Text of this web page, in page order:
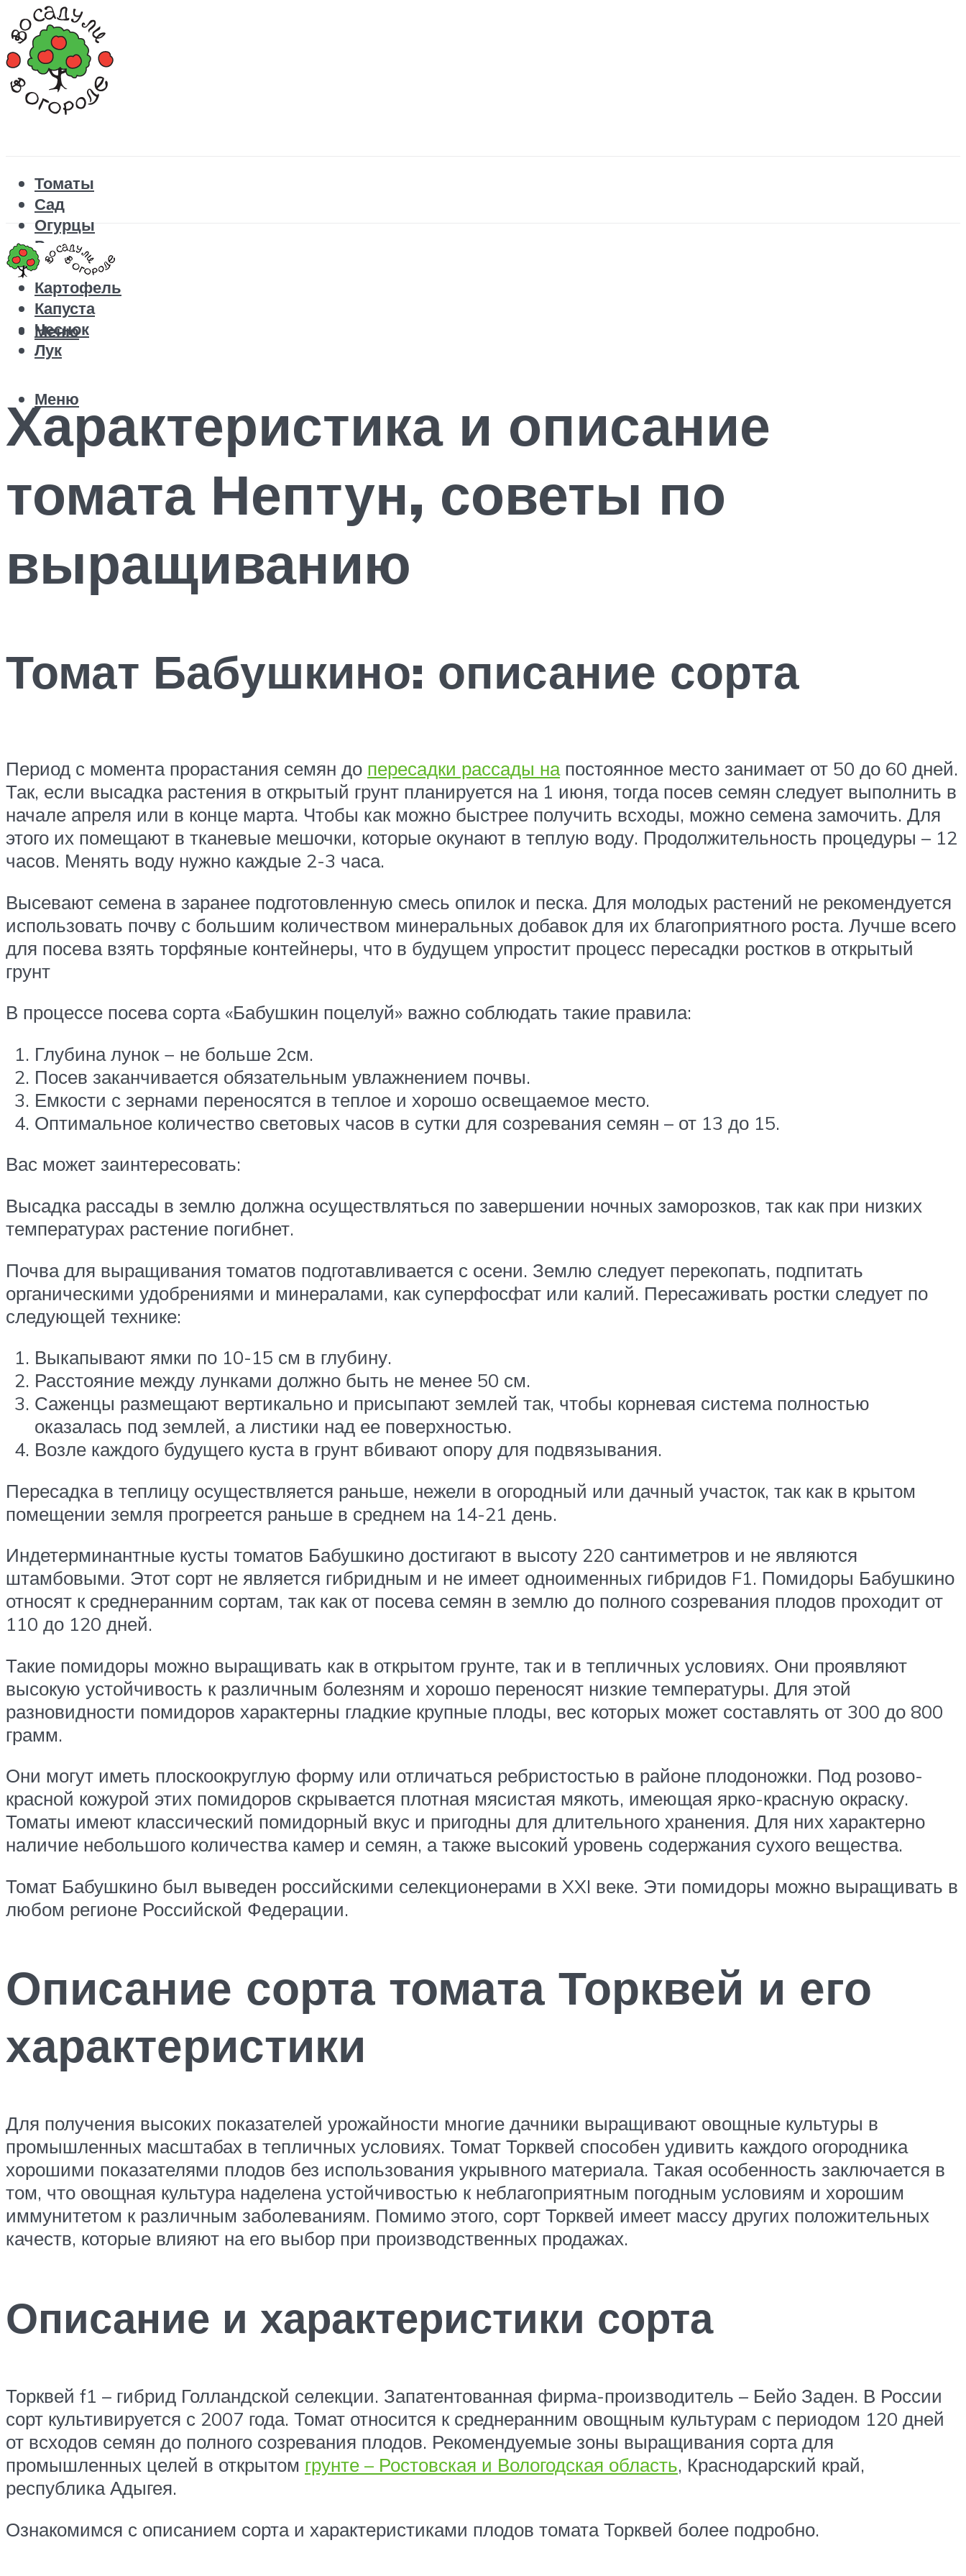
Томаты
Сад
Огурцы
Рецепты
Перец
Картофель
Капуста
Чеснок
Лук
Меню
Меню
Характеристика и описание
томата Нептун, советы по
выращиванию
Томат Бабушкино: описание сорта
Период с момента прорастания семян до пересадки рассады напостоянное место занимает от 50 до 60 дней.
Так, если высадка растения в открытый грунт планируется на 1 июня, тогда посев семян следует выполнить в
начале апреля или в конце марта. Чтобы как можно быстрее получить всходы, можно семена замочить. Для
этого их помещают в тканевые мешочки, которые окунают в теплую воду. Продолжительность процедуры – 12
часов. Менять воду нужно каждые 2-3 часа.
Высевают семена в заранее подготовленную смесь опилок и песка. Для молодых растений не рекомендуется
использовать почву с большим количеством минеральных добавок для их благоприятного роста. Лучше всего
для посева взять торфяные контейнеры, что в будущем упростит процесс пересадки ростков в открытый
грунт
В процессе посева сорта «Бабушкин поцелуй» важно соблюдать такие правила:
Глубина лунок − не больше 2см.
Посев заканчивается обязательным увлажнением почвы.
Емкости с зернами переносятся в теплое и хорошо освещаемое место.
Оптимальное количество световых часов в сутки для созревания семян – от 13 до 15.
Вас может заинтересовать:
Высадка рассады в землю должна осуществляться по завершении ночных заморозков, так как при низких
температурах растение погибнет.
Почва для выращивания томатов подготавливается с осени. Землю следует перекопать, подпитать
органическими удобрениями и минералами, как суперфосфат или калий. Пересаживать ростки следует по
следующей технике:
Выкапывают ямки по 10-15 см в глубину.
Расстояние между лунками должно быть не менее 50 см.
Саженцы размещают вертикально и присыпают землей так, чтобы корневая система полностью
оказалась под землей, а листики над ее поверхностью.
Возле каждого будущего куста в грунт вбивают опору для подвязывания.
Пересадка в теплицу осуществляется раньше, нежели в огородный или дачный участок, так как в крытом
помещении земля прогреется раньше в среднем на 14-21 день.
Индетерминантные кусты томатов Бабушкино достигают в высоту 220 сантиметров и не являются
штамбовыми. Этот сорт не является гибридным и не имеет одноименных гибридов F1. Помидоры Бабушкино
относят к среднеранним сортам, так как от посева семян в землю до полного созревания плодов проходит от
110 до 120 дней.
Такие помидоры можно выращивать как в открытом грунте, так и в тепличных условиях. Они проявляют
высокую устойчивость к различным болезням и хорошо переносят низкие температуры. Для этой
разновидности помидоров характерны гладкие крупные плоды, вес которых может составлять от 300 до 800
грамм.
Они могут иметь плоскоокруглую форму или отличаться ребристостью в районе плодоножки. Под розово-
красной кожурой этих помидоров скрывается плотная мясистая мякоть, имеющая ярко-красную окраску.
Томаты имеют классический помидорный вкус и пригодны для длительного хранения. Для них характерно
наличие небольшого количества камер и семян, а также высокий уровень содержания сухого вещества.
Томат Бабушкино был выведен российскими селекционерами в XXI веке. Эти помидоры можно выращивать в
любом регионе Российской Федерации.
Описание сорта томата Торквей и его
характеристики
Для получения высоких показателей урожайности многие дачники выращивают овощные культуры в
промышленных масштабах в тепличных условиях. Томат Торквей способен удивить каждого огородника
хорошими показателями плодов без использования укрывного материала. Такая особенность заключается в
том, что овощная культура наделена устойчивостью к неблагоприятным погодным условиям и хорошим
иммунитетом к различным заболеваниям. Помимо этого, сорт Торквей имеет массу других положительных
качеств, которые влияют на его выбор при производственных продажах.
Описание и характеристики сорта
Торквей f1 – гибрид Голландской селекции. Запатентованная фирма-производитель – Бейо Заден. В России
сорт культивируется с 2007 года. Томат относится к среднеранним овощным культурам с периодом 120 дней
от всходов семян до полного созревания плодов. Рекомендуемые зоны выращивания сорта для
промышленных целей в открытом грунте – Ростовская и Вологодская область, Краснодарский край,
республика Адыгея.
Ознакомимся с описанием сорта и характеристиками плодов томата Торквей более подробно.